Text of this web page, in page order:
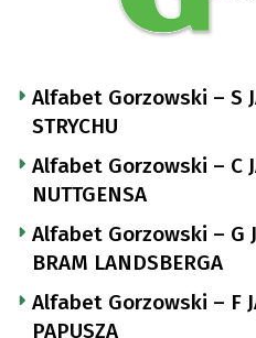
Alfabet Gorzowski – S
STRYCHU
Alfabet Gorzowski – C
NUTTGENSA
Alfabet Gorzowski – G
BRAM LANDSBERGA
Alfabet Gorzowski – F
PAPUSZA